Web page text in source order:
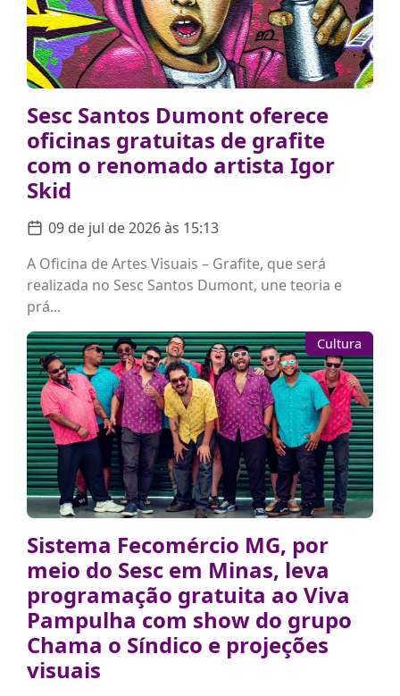
Sesc Santos Dumont oferece
oficinas gratuitas de grafite
com o renomado artista Igor
Skid
09 de jul de 2026 às 15:13
A Oficina de Artes Visuais – Grafite, que será
realizada no Sesc Santos Dumont, une teoria e
prá...
Cultura
Sistema Fecomércio MG, por
meio do Sesc em Minas, leva
programação gratuita ao Viva
Pampulha com show do grupo
Chama o Síndico e projeções
visuais